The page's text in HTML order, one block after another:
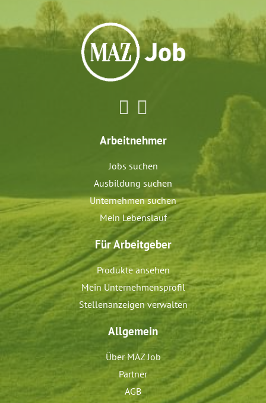
Arbeitnehmer
Jobs suchen
Ausbildung suchen
Unternehmen suchen
Mein Lebenslauf
Für Arbeitgeber
Produkte ansehen
Mein Unternehmensprofil
Stellenanzeigen verwalten
Allgemein
Über MAZ Job
Partner
AGB